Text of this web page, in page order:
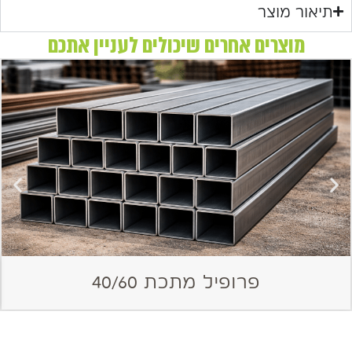
תיאור מוצר
מוצרים אחרים שיכולים לעניין אתכם
פרופיל מתכת 40/60